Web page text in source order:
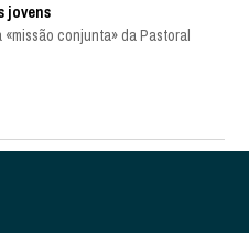
jovens
conjunta» da Pastoral